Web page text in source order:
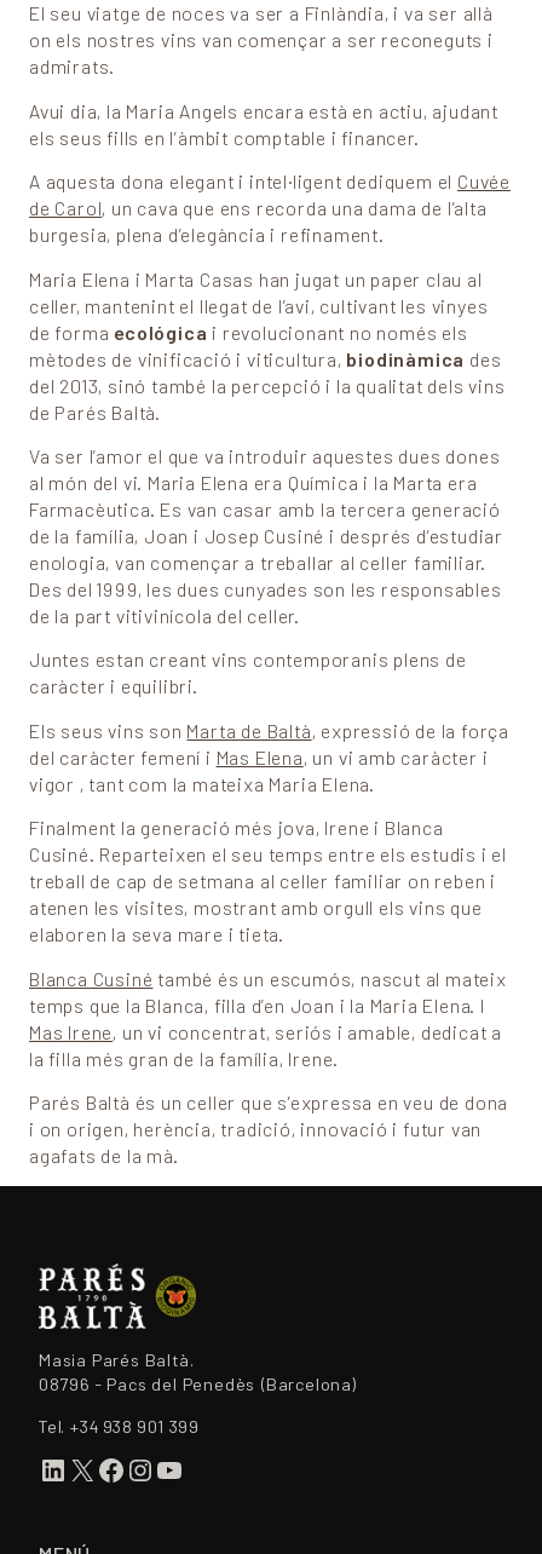
El seu viatge de noces va ser a Finlàndia, i va ser allà
on els nostres vins van començar a ser reconeguts i
admirats.
Avui dia, la Maria Angels encara està en actiu, ajudant
els seus fills en l’àmbit comptable i financer.
A aquesta dona elegant i intel·ligent dediquem el Cuvée
de Carol, un cava que ens recorda una dama de l’alta
burgesia, plena d’elegància i refinament.
Maria Elena i Marta Casas han jugat un paper clau al
celler, mantenint el llegat de l’avi, cultivant les vinyes
de forma ecológica i revolucionant no només els
mètodes de vinificació i viticultura, biodinàmica des
del 2013, sinó també la percepció i la qualitat dels vins
de Parés Baltà.
Va ser l’amor el que va introduir aquestes dues dones
al món del vi. Maria Elena era Química i la Marta era
Farmacèutica. Es van casar amb la tercera generació
de la família, Joan i Josep Cusiné i després d’estudiar
enologia, van començar a treballar al celler familiar.
Des del 1999, les dues cunyades son les responsables
de la part vitivinícola del celler.
Juntes estan creant vins contemporanis plens de
caràcter i equilibri.
Els seus vins son Marta de Baltà, expressió de la força
del caràcter femení i Mas Elena, un vi amb caràcter i
vigor , tant com la mateixa Maria Elena.
Finalment la generació més jova, Irene i Blanca
Cusiné. Reparteixen el seu temps entre els estudis i el
treball de cap de setmana al celler familiar on reben i
atenen les visites, mostrant amb orgull els vins que
elaboren la seva mare i tieta.
Blanca Cusiné també és un escumós, nascut al mateix
temps que la Blanca, filla d’en Joan i la Maria Elena. I
Mas Irene, un vi concentrat, seriós i amable, dedicat a
la filla més gran de la família, Irene.
Parés Baltà és un celler que s’expressa en veu de dona
i on origen, herència, tradició, innovació i futur van
agafats de la mà.
Masia Parés Baltà.
08796 - Pacs del Penedès (Barcelona)
Tel. +34 938 901 399
LinkedIn
X Facebook
Instagram
YouTube